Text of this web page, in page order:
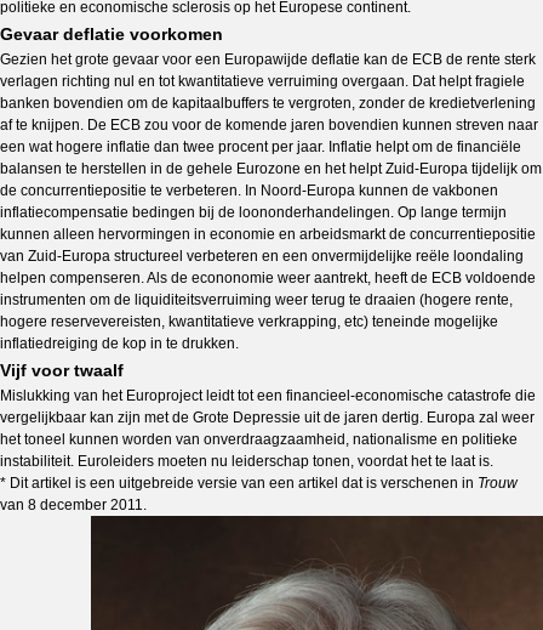
politieke en economische sclerosis op het Europese continent.
Gevaar deflatie voorkomen
Gezien het grote gevaar voor een Europawijde deflatie kan de ECB de rente sterk
verlagen richting nul en tot kwantitatieve verruiming overgaan. Dat helpt fragiele
banken bovendien om de kapitaalbuffers te vergroten, zonder de kredietverlening
af te knijpen. De ECB zou voor de komende jaren bovendien kunnen streven naar
een wat hogere inflatie dan twee procent per jaar. Inflatie helpt om de financiële
balansen te herstellen in de gehele Eurozone en het helpt Zuid-Europa tijdelijk om
de concurrentiepositie te verbeteren. In Noord-Europa kunnen de vakbonen
inflatiecompensatie bedingen bij de loononderhandelingen. Op lange termijn
kunnen alleen hervormingen in economie en arbeidsmarkt de concurrentiepositie
van Zuid-Europa structureel verbeteren en een onvermijdelijke reële loondaling
helpen compenseren. Als de econonomie weer aantrekt, heeft de ECB voldoende
instrumenten om de liquiditeitsverruiming weer terug te draaien (hogere rente,
hogere reservevereisten, kwantitatieve verkrapping, etc) teneinde mogelijke
inflatiedreiging de kop in te drukken.
Vijf voor twaalf
Mislukking van het Europroject leidt tot een financieel-economische catastrofe die
vergelijkbaar kan zijn met de Grote Depressie uit de jaren dertig. Europa zal weer
het toneel kunnen worden van onverdraagzaamheid, nationalisme en politieke
instabiliteit. Euroleiders moeten nu leiderschap tonen, voordat het te laat is.
* Dit artikel is een uitgebreide versie van een artikel dat is verschenen in Trouw
van 8 december 2011.